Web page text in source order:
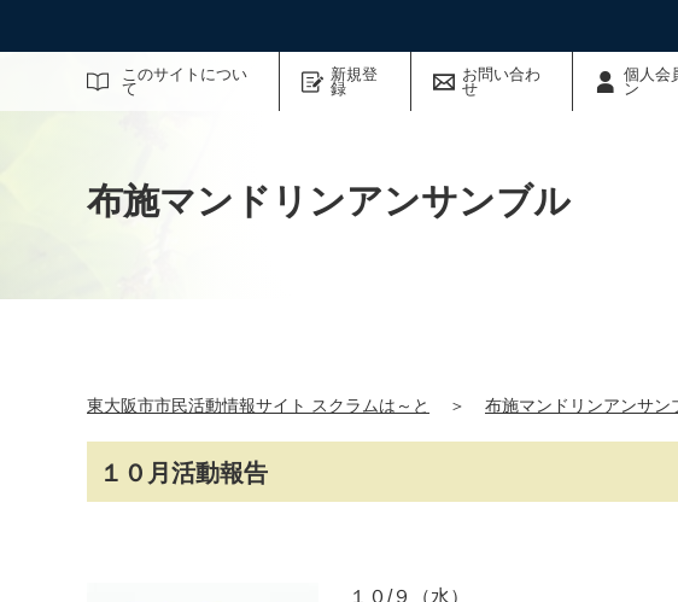
このサイトについ
て
新規登
録
お問い合わ
せ
個人会
ン
サイト内検索
布施マンドリンアンサンブル
東大阪市市民活動情報サイト スクラムは～と ＞ 布施マンドリンアンサン
１０月活動報告
１０/９（水）